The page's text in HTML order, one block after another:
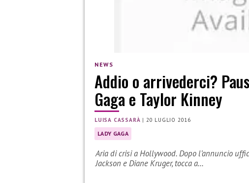
NEWS
Addio o arrivederci?
Gaga e Taylor Kinney
LUISA CASSARÀ | 20 LUGLIO 2016
LADY GAGA
Aria di crisi a Hollywood. Dopo l’annuncio
Jackson e Diane Kruger, tocca a…